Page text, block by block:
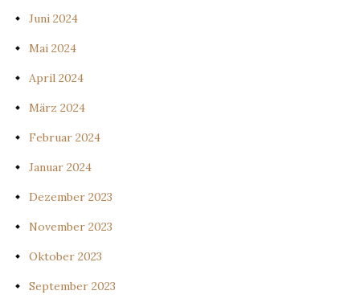
Juni 2024
Mai 2024
April 2024
März 2024
Februar 2024
Januar 2024
Dezember 2023
November 2023
Oktober 2023
September 2023